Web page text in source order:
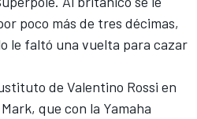
poco más de tres décimas,
le faltó una vuelta para cazar
de Valentino Rossi en
, que con la Yamaha